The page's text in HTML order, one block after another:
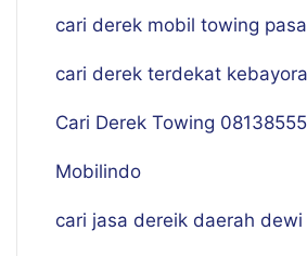
cari derek mobil towing
cari derek terdekat
Cari Derek Towing
Mobilindo
cari jasa dereik daerah